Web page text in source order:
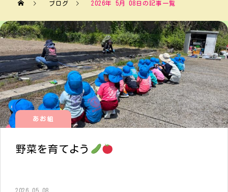
ブログ 2026年 5月 08日の記事一覧
あお組
野菜を育てよう
2026.05.08